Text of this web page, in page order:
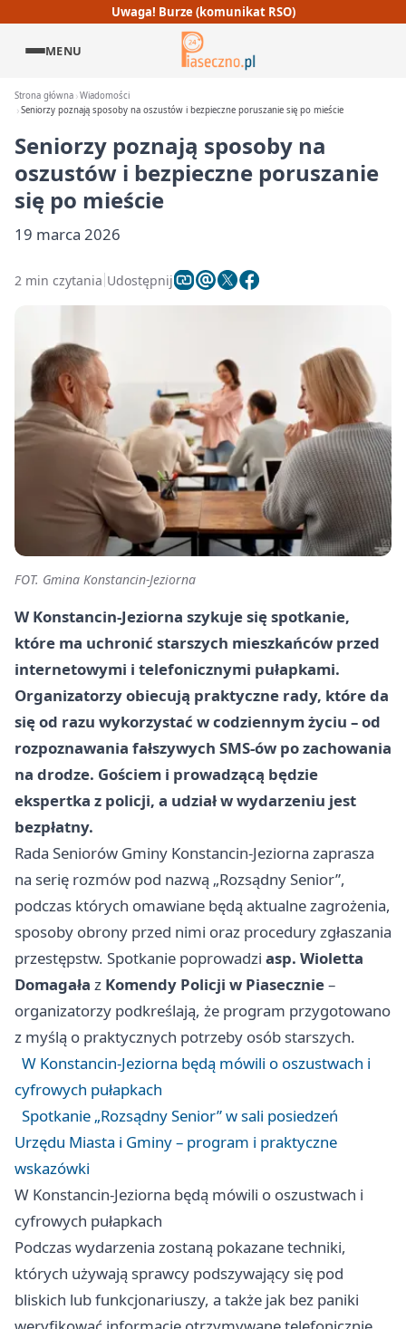
Uwaga! Burze (komunikat RSO)
MENU
Strona główna Wiadomości
Seniorzy poznają sposoby na oszustów i bezpieczne poruszanie się po mieście
Seniorzy poznają sposoby na
oszustów i bezpieczne poruszanie
się po mieście
19 marca 2026
2 min czytania Udostępnij
FOT. Gmina Konstancin-Jeziorna
W Konstancin-Jeziorna szykuje się spotkanie,
które ma uchronić starszych mieszkańców przed
internetowymi i telefonicznymi pułapkami.
Organizatorzy obiecują praktyczne rady, które da
się od razu wykorzystać w codziennym życiu – od
rozpoznawania fałszywych SMS-ów po zachowania
na drodze. Gościem i prowadzącą będzie
ekspertka z policji, a udział w wydarzeniu jest
bezpłatny.
Rada Seniorów Gminy Konstancin‑Jeziorna zaprasza
na serię rozmów pod nazwą „Rozsądny Senior”,
podczas których omawiane będą aktualne zagrożenia,
sposoby obrony przed nimi oraz procedury zgłaszania
przestępstw. Spotkanie poprowadzi asp. Wioletta
Domagała z Komendy Policji w Piasecznie–
organizatorzy podkreślają, że program przygotowano
z myślą o praktycznych potrzeby osób starszych.
W Konstancin‑Jeziorna będą mówili o oszustwach i
cyfrowych pułapkach
Spotkanie „Rozsądny Senior” w sali posiedzeń
Urzędu Miasta i Gminy – program i praktyczne
wskazówki
W Konstancin‑Jeziorna będą mówili o oszustwach i
cyfrowych pułapkach
Podczas wydarzenia zostaną pokazane techniki,
których używają sprawcy podszywający się pod
bliskich lub funkcjonariuszy, a także jak bez paniki